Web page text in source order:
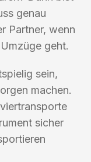
genau
Partner, wenn
geht.
sein,
machen.
sicher